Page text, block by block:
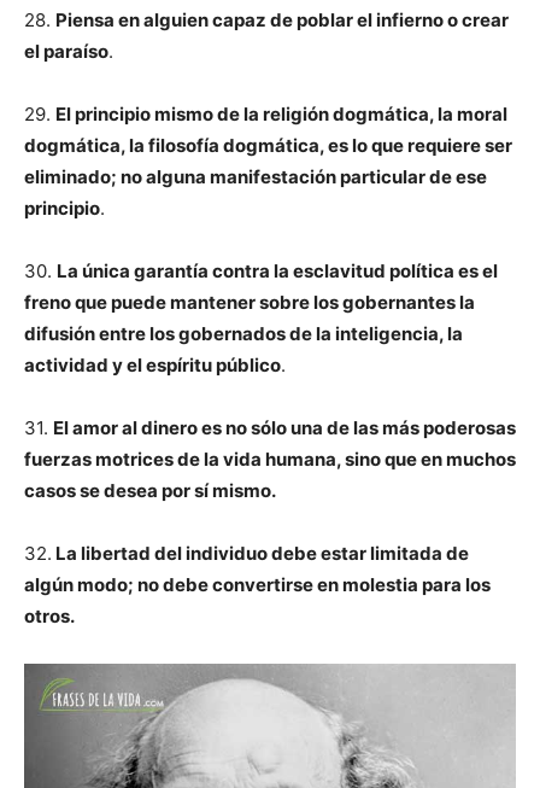
28. Piensa en alguien capaz de poblar el infierno o crear
el paraíso.
29. El principio mismo de la religión dogmática, la moral
dogmática, la filosofía dogmática, es lo que requiere ser
eliminado; no alguna manifestación particular de ese
principio.
30. La única garantía contra la esclavitud política es el
freno que puede mantener sobre los gobernantes la
difusión entre los gobernados de la inteligencia, la
actividad y el espíritu público.
31. El amor al dinero es no sólo una de las más poderosas
fuerzas motrices de la vida humana, sino que en muchos
casos se desea por sí mismo.
32. La libertad del individuo debe estar limitada de
algún modo; no debe convertirse en molestia para los
otros.